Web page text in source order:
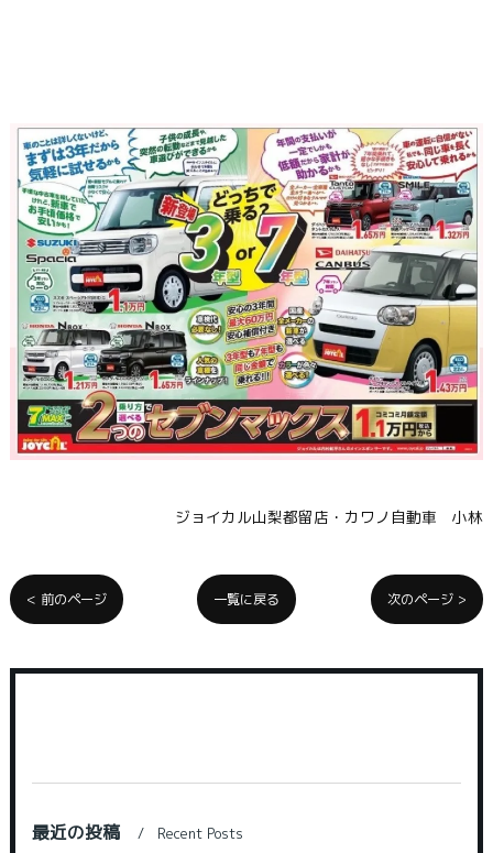
ジョイカル山梨都留店・カワノ自動車 小林
< 前のページ 一覧に戻る 次のページ >
最近の投稿 Recent Posts